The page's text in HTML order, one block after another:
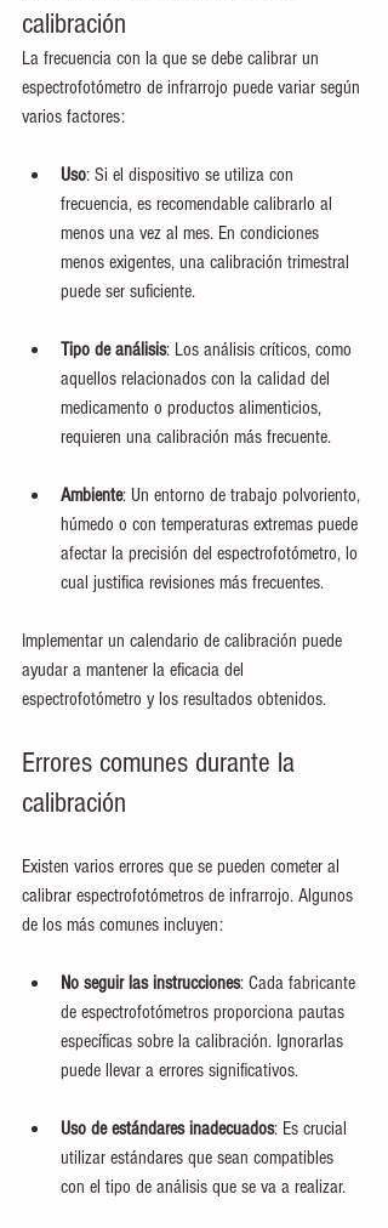
calibración
La frecuencia con la que se debe calibrar un
espectrofotómetro de infrarrojo puede variar según
varios factores:
Uso: Si el dispositivo se utiliza con
frecuencia, es recomendable calibrarlo al
menos una vez al mes. En condiciones
menos exigentes, una calibración trimestral
puede ser suficiente.
Tipo de análisis: Los análisis críticos, como
aquellos relacionados con la calidad del
medicamento o productos alimenticios,
requieren una calibración más frecuente.
Ambiente: Un entorno de trabajo polvoriento,
húmedo o con temperaturas extremas puede
afectar la precisión del espectrofotómetro, lo
cual justifica revisiones más frecuentes.
Implementar un calendario de calibración puede
ayudar a mantener la eficacia del
espectrofotómetro y los resultados obtenidos.
Errores comunes durante la
calibración
Existen varios errores que se pueden cometer al
calibrar espectrofotómetros de infrarrojo. Algunos
de los más comunes incluyen:
No seguir las instrucciones: Cada fabricante
de espectrofotómetros proporciona pautas
específicas sobre la calibración. Ignorarlas
puede llevar a errores significativos.
Uso de estándares inadecuados: Es crucial
utilizar estándares que sean compatibles
con el tipo de análisis que se va a realizar.